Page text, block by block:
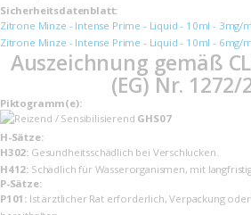
Sicherheits­datenblatt:
Zitrone Minze - Intense Prime - Liquid - 10ml - 3mg/
Zitrone Minze - Intense Prime - Liquid - 10ml - 6mg/
Auszeichnung gemäß
(EG) Nr. 1272/
Piktogramm(e):
GHS07
H-Sätze:
H302: Gesundheitsschädlich bei Verschlucken.
H412: Schädlich für Wasserorganismen, mit
P-Sätze:
P101: Ist ärztlicher Rat erforderlich, Verpackung